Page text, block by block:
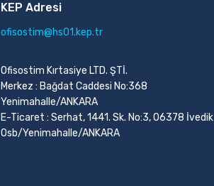
KEP Adresi
ofisostim@hs01.kep.tr
Ofisostim Kırtasiye LTD. ŞTİ.
Merkez : Bağdat Caddesi No:368
Yenimahalle/ANKARA
E-Ticaret : Serhat, 1441. Sk. No:3, 06378 İvedik
Osb/Yenimahalle/ANKARA